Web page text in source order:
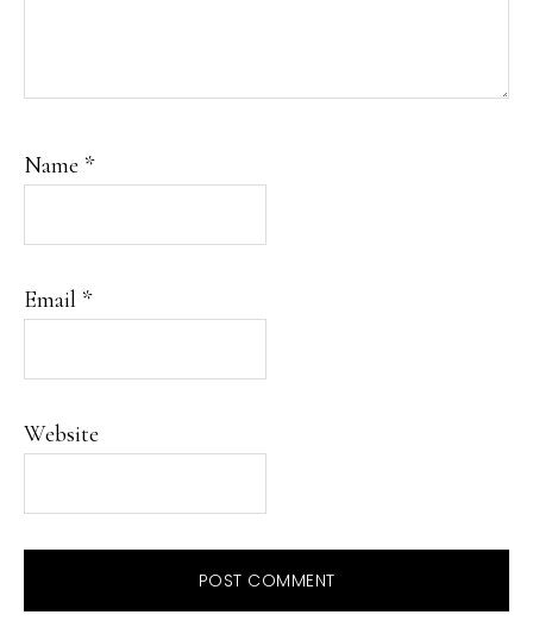
Name *
Email *
Website